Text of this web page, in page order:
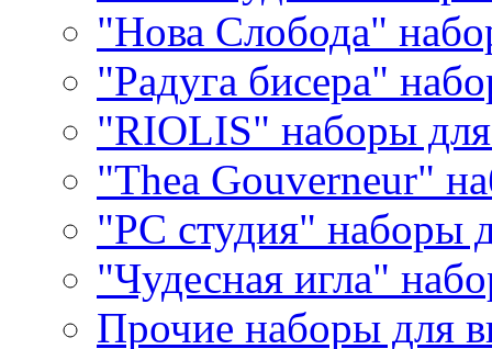
"Нова Слобода"
"Радуга бисера"
"RIOLIS" наборы
"Thea Gouverneur"
"РС студия" наборы
"Чудесная игла"
Прочие наборы для